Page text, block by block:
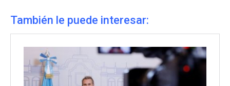
También le puede interesar: